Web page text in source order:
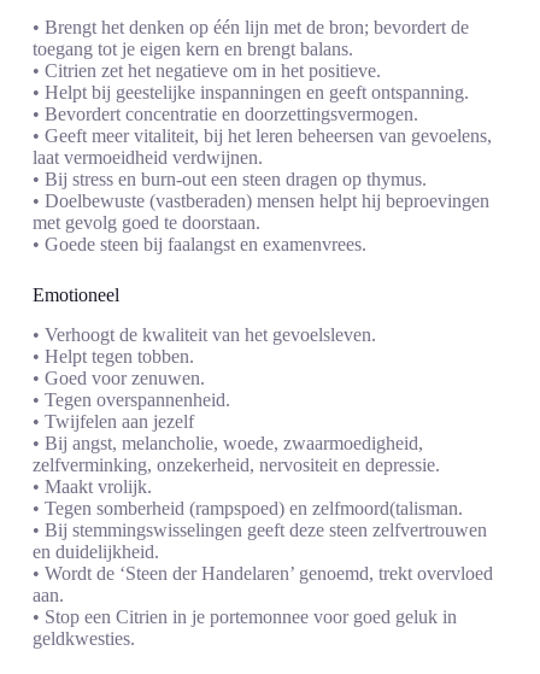
• Brengt het denken op één lijn met de bron; bevordert de
toegang tot je eigen kern en brengt balans.
• Citrien zet het negatieve om in het positieve.
• Helpt bij geestelijke inspanningen en geeft ontspanning.
• Bevordert concentratie en doorzettingsvermogen.
• Geeft meer vitaliteit, bij het leren beheersen van gevoelens,
laat vermoeidheid verdwijnen.
• Bij stress en burn-out een steen dragen op thymus.
• Doelbewuste (vastberaden) mensen helpt hij beproevingen
met gevolg goed te doorstaan.
• Goede steen bij faalangst en examenvrees.
Emotioneel
• Verhoogt de kwaliteit van het gevoelsleven.
• Helpt tegen tobben.
• Goed voor zenuwen.
• Tegen overspannenheid.
• Twijfelen aan jezelf
• Bij angst, melancholie, woede, zwaarmoedigheid,
zelfverminking, onzekerheid, nervositeit en depressie.
• Maakt vrolijk.
• Tegen somberheid (rampspoed) en zelfmoord(talisman.
• Bij stemmingswisselingen geeft deze steen zelfvertrouwen
en duidelijkheid.
• Wordt de ‘Steen der Handelaren’ genoemd, trekt overvloed
aan.
• Stop een Citrien in je portemonnee voor goed geluk in
geldkwesties.